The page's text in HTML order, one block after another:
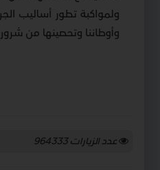
ولمواكبة تطور أساليب
وأوطاننا وتحصينها من شرور
عدد الزيارات964333